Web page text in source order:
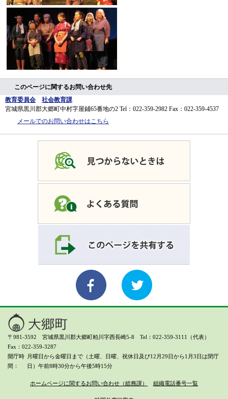
このページに関するお問い合わせ先
教育委員会
社会教育課
宮城県黒川郡大郷町中村字屋鋪65番地の2 Tel：022-359-2982 Fax：022-359-4537
メールでのお問い合わせはこちら
〒981-3592 宮城県黒川郡大郷町粕川字西長崎5-8 Tel：022-359-3111（代表）
Fax：022-359-3287
開庁時
間
月曜日から金曜日まで（土曜、日曜、祝休日及び12月29日から1月3日は閉庁
日） 午前8時30分から午後5時15分
ホームページに関するお問い合わせ（総務課） 組織電話番号一覧